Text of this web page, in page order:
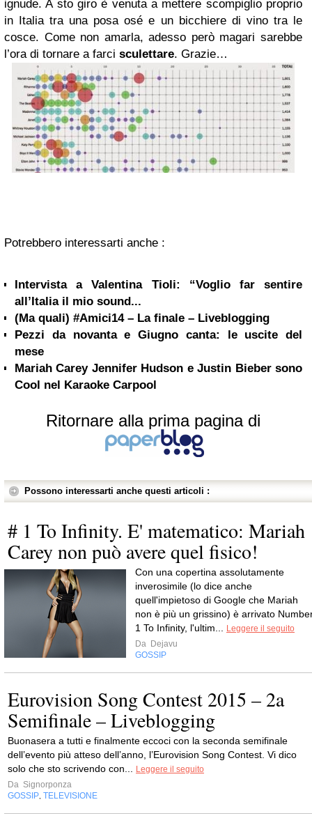
ignude. A sto giro è venuta a mettere scompiglio proprio
in Italia tra una posa osé e un bicchiere di vino tra le
cosce. Come non amarla, adesso però magari sarebbe
l’ora di tornare a farci sculettare. Grazie…
Potrebbero interessarti anche :
Intervista a Valentina Tioli: “Voglio far sentire
all’Italia il mio sound...
(Ma quali) #Amici14 – La finale – Liveblogging
Pezzi da novanta e Giugno canta: le uscite del
mese
Mariah Carey Jennifer Hudson e Justin Bieber sono
Cool nel Karaoke Carpool
Ritornare alla prima pagina di
Possono interessarti anche questi articoli :
# 1 To Infinity. E' matematico: Mariah
Carey non può avere quel fisico!
Con una copertina assolutamente
inverosimile (lo dice anche
quell'impietoso di Google che Mariah
non è più un grissino) è arrivato
1 To Infinity, l'ultim...
Leggere il seguito
Da Dejavu
GOSSIP
Eurovision Song Contest 2015 – 2a
Semifinale – Liveblogging
Buonasera a tutti e finalmente eccoci con la seconda semifinale
dell’evento più atteso dell’anno, l’Eurovision Song Contest. Vi dico
solo che sto scrivendo con...
Leggere il seguito
Da Signorponza
GOSSIP TELEVISIONE